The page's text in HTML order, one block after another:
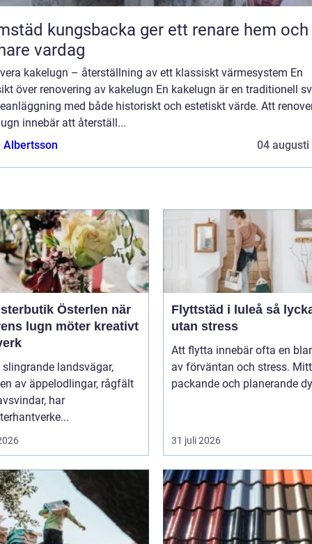
kungsbacka ger ett renare hem och
vardag
kakelugn – återställning av ett klassiskt värmesystem En
över renovering av kakelugn En kakelugn är en traditionell
med både historiskt och estetiskt värde. Att
innebär att återställ...
Albertsson
04 augusti
Österlen när
lugn möter kreativt
landsvägar,
av äppelodlingar, rågfält
har
Flyttstäd i luleå så lyckas du
utan stress
Att flytta innebär ofta en
av förväntan och stress.
packande och planerande
31 juli 2026